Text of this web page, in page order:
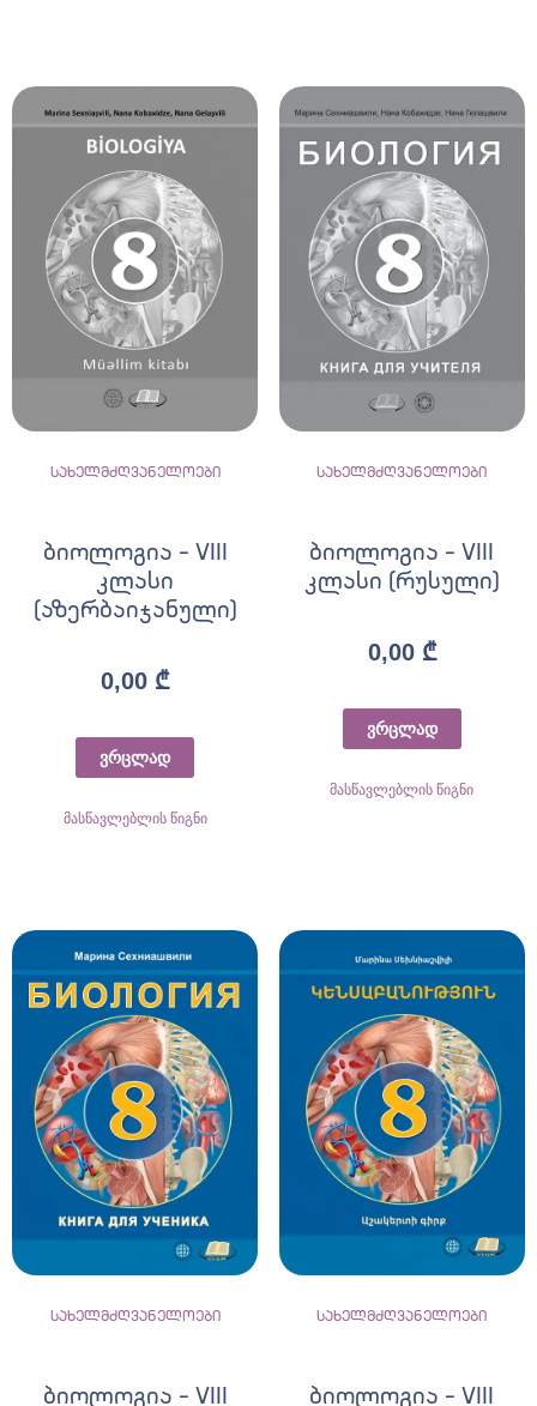
სახელმძღვანელოები
ბიოლოგია – VIII
კლასი
(აზერბაიჯანული)
0,00 ₾
ვრცლად
მასწავლებლის წიგნი
სახელმძღვანელოები
ბიოლოგია – VIII
კლასი (რუსული)
0,00 ₾
ვრცლად
მასწავლებლის წიგნი
სახელმძღვანელოები
ბიოლოგია – VIII
სახელმძღვანელოები
ბიოლოგია – VIII